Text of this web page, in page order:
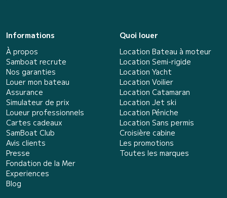
Informations
À propos
Samboat recrute
Nos garanties
Louer mon bateau
Assurance
Simulateur de prix
Loueur professionnels
Cartes cadeaux
SamBoat Club
Avis clients
Presse
Fondation de la Mer
Experiences
Blog
Quoi louer
Location Bateau à moteur
Location Semi-rigide
Location Yacht
Location Voilier
Location Catamaran
Location Jet ski
Location Péniche
Location Sans permis
Croisière cabine
Les promotions
Toutes les marques